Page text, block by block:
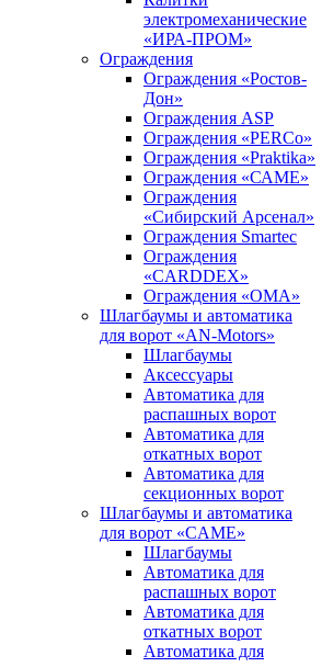
электромеханические
«ИРА-ПРОМ»
Ограждения
Ограждения «Ростов-
Дон»
Ограждения ASP
Ограждения «PERCo»
Ограждения «Praktika»
Ограждения «САМЕ»
Ограждения
«Сибирский Арсенал»
Ограждения Smartec
Ограждения
«CARDDEX»
Ограждения «ОМА»
Шлагбаумы и автоматика
для ворот «AN-Motors»
Шлагбаумы
Аксессуары
Автоматика для
распашных ворот
Автоматика для
откатных ворот
Автоматика для
секционных ворот
Шлагбаумы и автоматика
для ворот «CAME»
Шлагбаумы
Автоматика для
распашных ворот
Автоматика для
откатных ворот
Автоматика для